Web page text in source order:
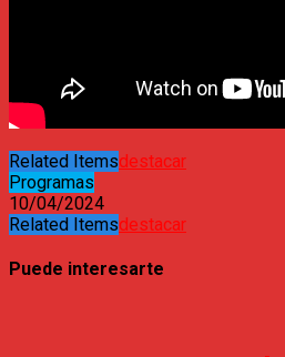
Related Itemsdestacar
Programas
10/04/2024
Related Itemsdestacar
Puede interesarte